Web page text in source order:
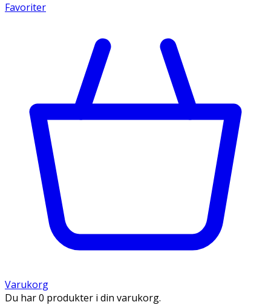
Favoriter
Varukorg
Du har 0 produkter i din varukorg.